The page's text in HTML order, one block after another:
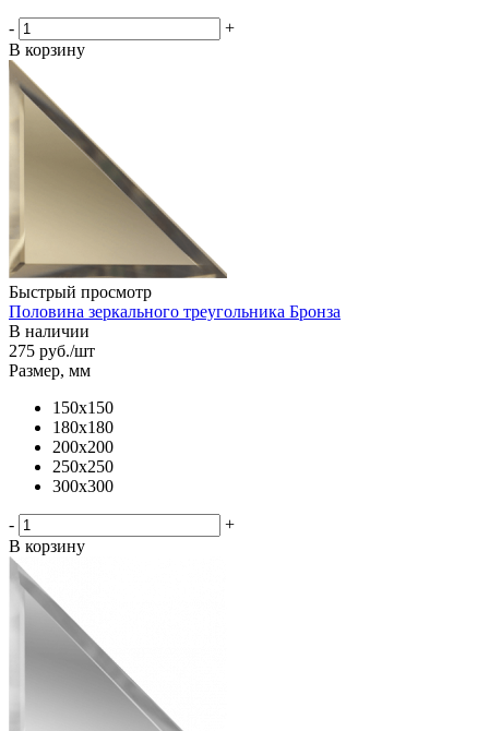
-
+
В корзину
Быстрый просмотр
Половина зеркального треугольника Бронза
В наличии
275 руб./шт
Размер, мм
150х150
180х180
200х200
250х250
300х300
-
+
В корзину